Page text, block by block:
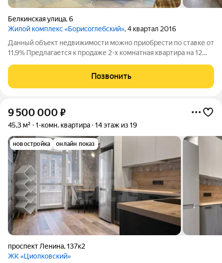
Белкинская улица,6
Жилой комплекс «Борисоглебский», 4 квартал 2016
Данный объект недвижимости можно приобрести по ставке от
11,9% Предлагается к продаже 2-х комнатная квартира на 12
постройки по адресу: г. Обнинск ул. Белкинская, дом 6 Общая
площадь квартиры -
Позвонить
9 500 000 ₽
45,3 м² 1-комн. квартира 14 этаж из 19
новостройка онлайн показ
проспект Ленина,137к2
ЖК «Циолковский»